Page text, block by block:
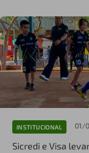
INSTITUCIONAL 01/
Sicredi e Visa